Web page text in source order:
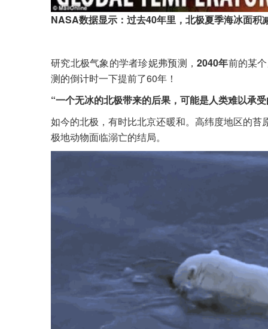
NASA数据显示：过去40年里，北极夏季海冰面积
研究北极气象的学者珍妮弗预测，2040年前的某
测的倒计时一下提前了60年！
“一个无冰的北极带来的后果，可能是人类难以承
如今的北极，有时比北京还暖和。高纬度地区的
极地动物面临溺亡的结局。